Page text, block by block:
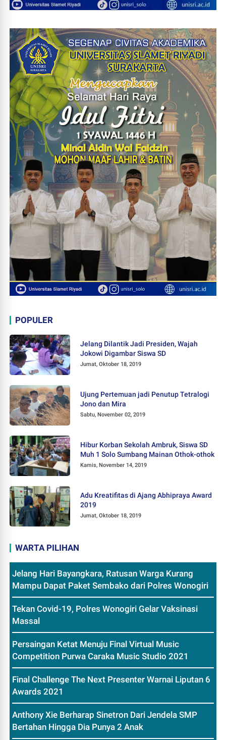
POPULER
Jelang Dilantik Jadi Presiden, Wajah
Jokowi Digambar Siswa SD
Jumat, Oktober 18, 2019
Ujung Pertemuan jadi Penutup Tetralogi
Jono dan Mira
Sabtu, November 02, 2019
Hibur Korban Sekolah Ambruk, Siswa SD
Muh 1 Solo Sumbang Mainan Othok-othok
Kamis, November 14, 2019
Adu Kreatifitas di Ajang Abhipraya Award
2019
Jumat, Oktober 18, 2019
WARTA PILIHAN
Jelang Hari Bayangkara, Ratusan Warga Kurang
Mampu Dapat Paket Sembako dari Polres Wonogiri
Tekan Covid-19, Polres Wonogiri Gelar Vaksinasi
Massal
Persaingan Ketat Menuju Final Virtual Music
Competition Purwa Caraka Music Studio 2021
Final Challenge The Next Presenter Warnai Liputan 6
Awards 2021
Anthony Xie Berharap Sinetron Dari Jendela SMP
Bertahan Hingga Dia Punya 2 Anak